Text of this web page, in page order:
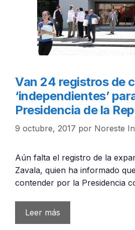
Van 24 registros de
‘independientes’
Presidencia de la
9 octubre, 2017 por Noreste
Aún falta el registro de la
Zavala, quien ha informado
contender por la Presidencia
Leer más